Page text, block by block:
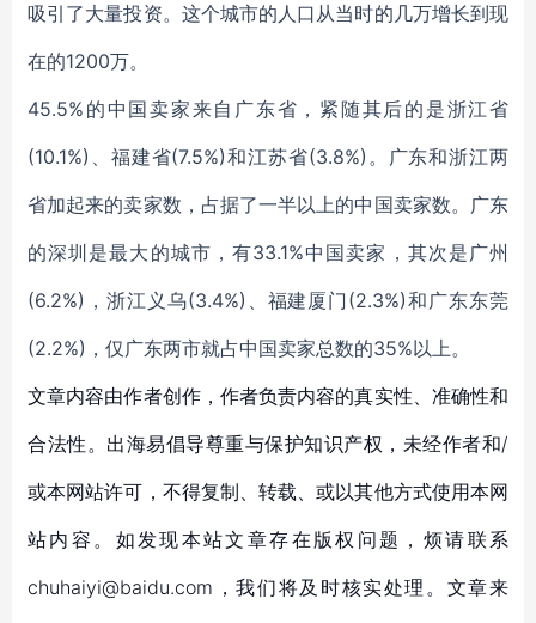
吸引了大量投资。这个城市的人口从当时的几万增长到现
在的1200万。
45.5%的中国卖家来自广东省，紧随其后的是浙江省
(10.1%)、福建省(7.5%)和江苏省(3.8%)。广东和浙江两
省加起来的卖家数，占据了一半以上的中国卖家数。广东
的深圳是最大的城市，有33.1%中国卖家，其次是广州
(6.2%)，浙江义乌(3.4%)、福建厦门(2.3%)和广东东莞
(2.2%)，仅广东两市就占中国卖家总数的35%以上。
文章内容由作者创作，作者负责内容的真实性、准确性和
合法性。出海易倡导尊重与保护知识产权，未经作者和/
或本网站许可，不得复制、转载、或以其他方式使用本网
站内容。如发现本站文章存在版权问题，烦请联系
chuhaiyi@baidu.com，我们将及时核实处理。文章来